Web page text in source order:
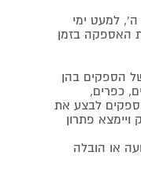
ה', למעט ימי
האספקה בזמן
הספקים בהן
כפרים,
לבצע את
פתרון
או הובלה